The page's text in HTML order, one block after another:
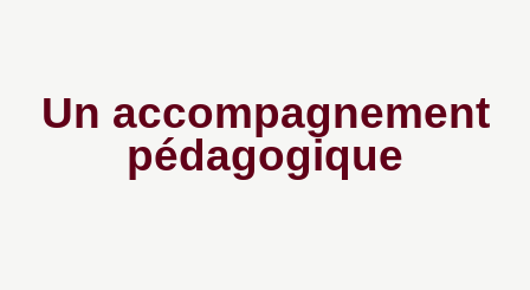
Un accompagnement
pédagogique